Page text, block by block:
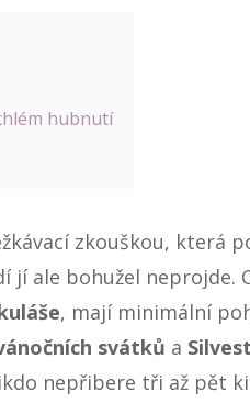
hubnutí
zkouškou, která
jí ale bohužel neprojde.
, mají minimální
svátků a
nepřibere tři až pět